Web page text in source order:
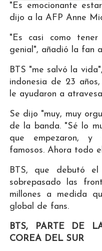
"Es emocionante
dijo a la AFP Anne
"Es casi como
genial", añadió la fan
BTS "me salvó la
indonesia de 23
le ayudaron a
Se dijo "muy, muy
de la banda. "Sé lo
que empezaron, y
famosos. Ahora todo
BTS, que debutó
sobrepasado las
millones a medida
global de fans.
BTS, PARTE DE
COREA DEL SUR